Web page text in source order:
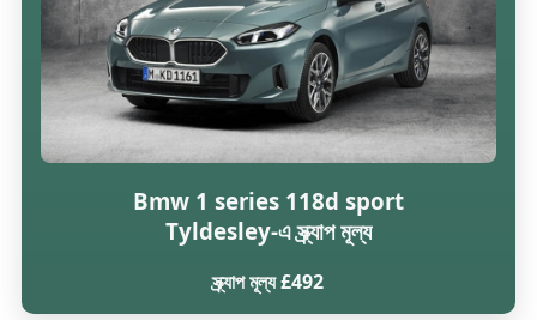
Bmw 1 series 118d sport
Tyldesley-এ স্ক্র্যাপ মূল্য
স্ক্র্যাপ মূল্য £492